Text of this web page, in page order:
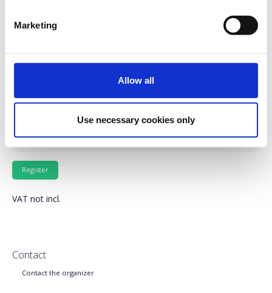
Marketing
Allow all
Use necessary cookies only
dataconference.boussiasevents.gr
VIP Tickets
VAT not incl.
Contact
Contact the organizer